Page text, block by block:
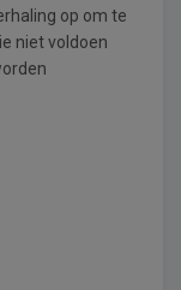
op om te
niet voldoen